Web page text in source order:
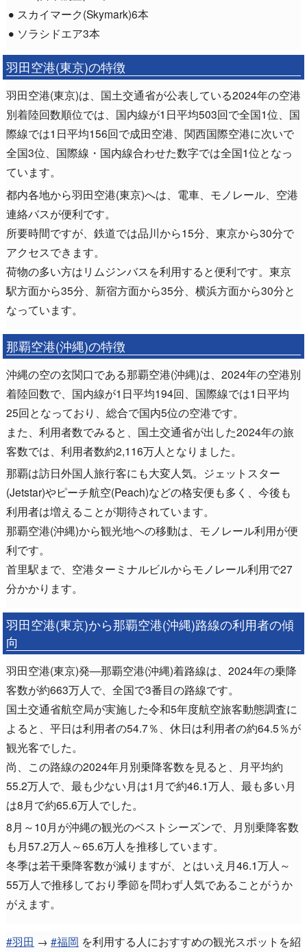
スカイマーク(Skymark)6本
ソラシドエア3本
羽田空港(東京)の特徴
羽田空港(東京)は、国土交通省が公表している2024年の空港
別着陸回数順位では、国内線が1日平均503回で全国1位、国
際線では1日平均156回で成田空港、関西国際空港に次いで
全国3位、国際線・国内線合わせた数字では全国1位となっ
ています。
都内各地から羽田空港(東京)へは、電車、モノレール、空港
連絡バスが便利です。
所要時間ですが、鉄道では品川から15分、東京から30分で
アクセスできます。
荷物の多い方はリムジンバスを利用すると便利です。東京
駅方面から35分、新宿方面から35分、横浜方面から30分と
なっています。
那覇空港(沖縄)の特徴
沖縄の空の玄関口である那覇空港(沖縄)は、2024年の空港別
着陸回数で、国内線が1日平均194回、国際線では1日平均
25回となっており、総合で国内5位の空港です。
また、利用者数でみると、国土交通省が出した2024年の旅
客数では、利用者数約2,116万人となりました。
那覇は訪日外国人旅行客にも大変人気。ジェットスター
(Jetstar)やピーチ航空(Peach)などの格安便も多く、今後も
利用者は増えることが期待されています。
那覇空港(沖縄)から観光地ヘの移動は、モノレール利用が便
利です。
首里駅まで、空港ターミナルビルからモノレール利用で27
分かかります。
羽田空港(東京)から那覇空港(沖縄)路線の利用者の傾
向
羽田空港(東京)発―那覇空港(沖縄)着路線は、2024年の乗降
客数が約663万人で、全国で3番目の路線です。
国土交通省航空局が実施した令和5年度航空旅客動態調査に
よると、平日は利用者の54.7％、休日は利用者の約64.5％が
観光客でした。
尚、この路線の2024年月別乗降客数を見ると、月平均約
55.2万人で、最も少ない月は1月で約46.1万人、最も多い月
は8月で約65.6万人でした。
8月～10月が沖縄の観光のベストシーズンで、月別乗降客数
も月57.2万人～65.6万人を推移しています。
冬季は若干乗降客数が減りますが、とはいえ月46.1万人～
55万人で推移しており季節を問わず人気であることがうか
がえます。
#羽田 → #福岡 を利用する人におすすめの観光スポットを紹